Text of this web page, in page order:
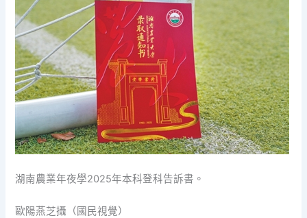
湖南農業年夜學2025年本科登科告訴書。
歐陽燕芝攝（國民視覺）